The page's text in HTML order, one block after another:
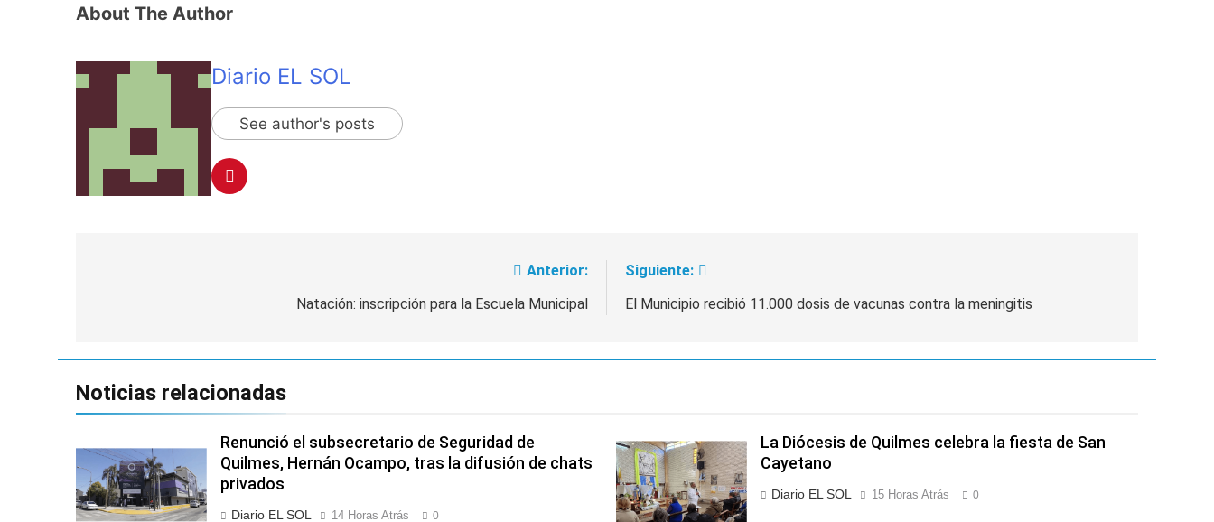
About The Author
Diario EL SOL
See author's posts
Anterior:
Natación: inscripción para la Escuela Municipal
Siguiente:
El Municipio recibió 11.000 dosis de vacunas contra la meningitis
Noticias relacionadas
Renunció el subsecretario de Seguridad de
Quilmes, Hernán Ocampo, tras la difusión de chats
privados
Diario EL SOL 14 Horas Atrás 0
La Diócesis de Quilmes celebra la fiesta de San
Cayetano
Diario EL SOL 15 Horas Atrás 0